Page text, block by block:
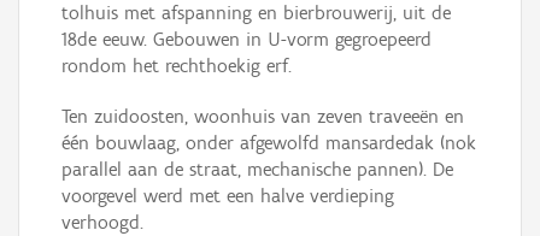
tolhuis met afspanning en bierbrouwerij, uit de
18de eeuw. Gebouwen in U-vorm gegroepeerd
rondom het rechthoekig erf.
Ten zuidoosten, woonhuis van zeven traveeën en
één bouwlaag, onder afgewolfd mansardedak (nok
parallel aan de straat, mechanische pannen). De
voorgevel werd met een halve verdieping
verhoogd.